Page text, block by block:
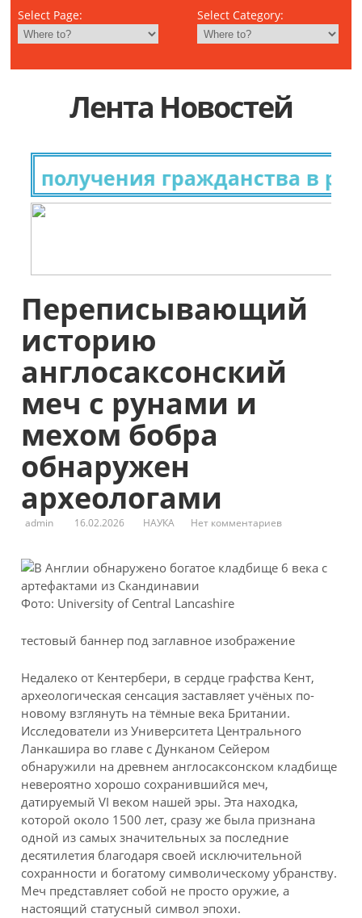
Select Page: Select Category:
Лента Новостей
получения гражданства в
Переписывающий
историю
англосаксонский
меч с рунами и
мехом бобра
обнаружен
археологами
admin 16.02.2026 НАУКА Нет комментариев
Фото: University of Central Lancashire
тестовый баннер под заглавное изображение
Недалеко от Кентербери, в сердце графства Кент,
археологическая сенсация заставляетучёных по-
новому взглянуть на тёмные века Британии.
Исследователи из Университета Центрального
Ланкашира во главе с Дунканом Сейером
обнаружили на древнем англосаксонском кладбище
невероятно хорошо сохранившийся меч,
датируемый VI веком нашей эры. Эта находка,
которой около 1500 лет, сразу же была признана
одной из самых значительных за последние
десятилетия благодаря своей исключительной
сохранности и богатому символическому убранству.
Меч представляет собой не просто оружие, а
настоящий статусный символ эпохи.